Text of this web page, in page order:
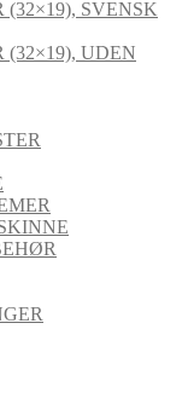
(32×19), SVENSK
(32×19), UDEN